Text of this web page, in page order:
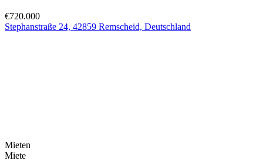
€720.000
Stephanstraße 24, 42859 Remscheid, Deutschland
Mieten
Miete